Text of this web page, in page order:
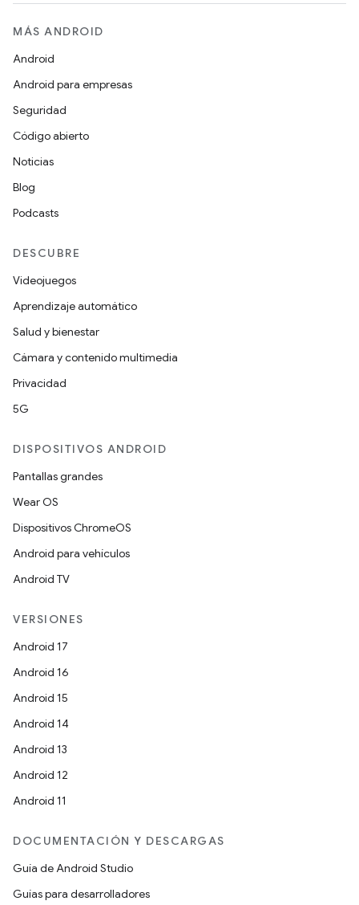
MÁS ANDROID
Android
Android para empresas
Seguridad
Código abierto
Noticias
Blog
Podcasts
DESCUBRE
Videojuegos
Aprendizaje automático
Salud y bienestar
Cámara y contenido multimedia
Privacidad
5G
DISPOSITIVOS ANDROID
Pantallas grandes
Wear OS
Dispositivos ChromeOS
Android para vehículos
Android TV
VERSIONES
Android 17
Android 16
Android 15
Android 14
Android 13
Android 12
Android 11
DOCUMENTACIÓN Y DESCARGAS
Guía de Android Studio
Guías para desarrolladores